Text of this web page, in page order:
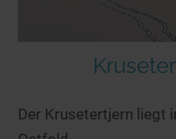
Der Krusetertjern liegt